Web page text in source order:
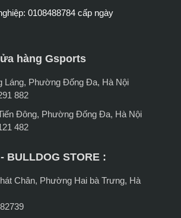
0108488784 cấp ngày
hàng Gsports
Láng, Phường Đống Đa, Hà Nội
882
Đông, Phường Đống Đa, Hà Nội
482
BULLDOG STORE :
Chân, Phường Hai bà Trưng, Hà